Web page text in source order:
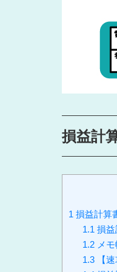
損益計
1 損益計算
1.1 損益
1.2メモ
1.3【速